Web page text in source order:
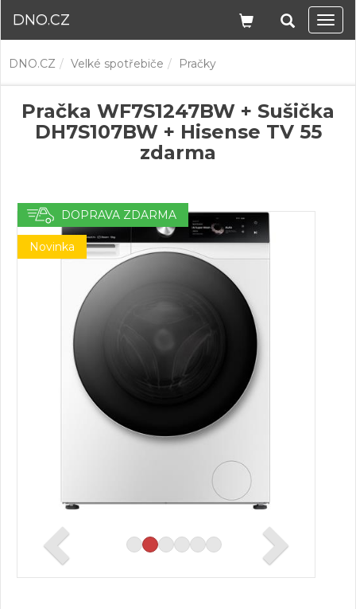
DNO.CZ
DNO.CZ Velké spotřebiče Pračky
Pračka WF7S1247BW + Sušička
DH7S107BW + Hisense TV 55
zdarma
DOPRAVA ZDARMA
Novinka